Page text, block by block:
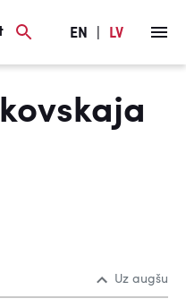
EN LV
Uz augšu